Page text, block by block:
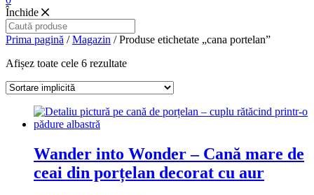
Închide
Prima pagină /Magazin / Produse etichetate „cana portelan”
Afișez toate cele 6 rezultate
Wander into Wonder – Cană mare de
ceai din porțelan decorat cu aur